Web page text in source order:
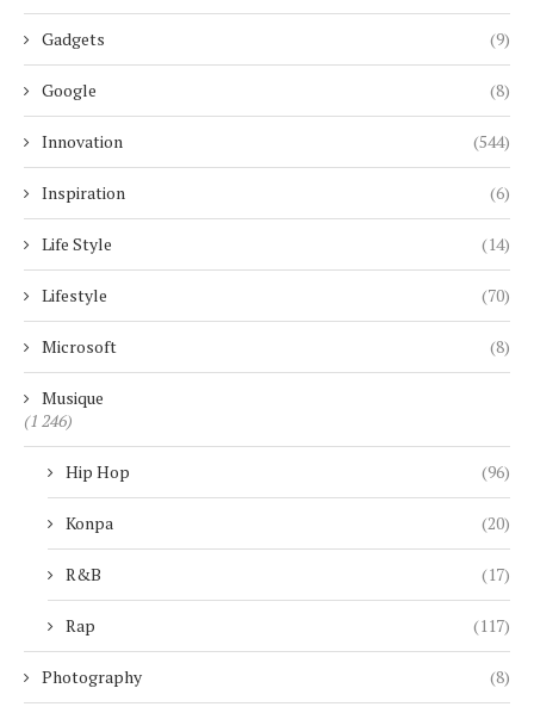
Gadgets (9)
Google (8)
Innovation (544)
Inspiration (6)
Life Style (14)
Lifestyle (70)
Microsoft (8)
Musique
(1 246)
Hip Hop (96)
Konpa (20)
R&B (17)
Rap (117)
Photography (8)